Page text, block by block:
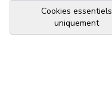
Cookies essentiels
uniquement